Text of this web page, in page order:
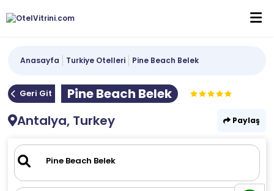
Anasayfa Turkiye Otelleri Pine Beach Belek
Geri Git
Pine Beach Belek
Antalya, Turkey
Paylaş